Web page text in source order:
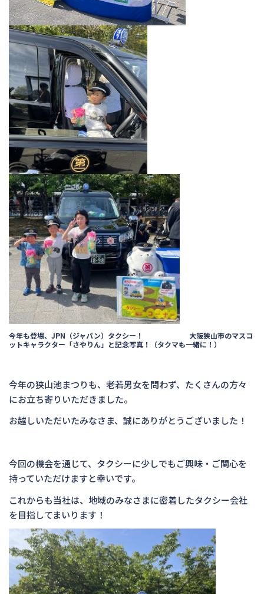
今年も登場、JPN（ジャパン）タクシー！ 大阪狭山市のマスコ
ットキャラクター「さやりん」と記念写真！（タクマも一緒に！）
今年の狭山池まつりも、老若男女を問わず、たくさんの方々
にお立ち寄りいただきました。
お越しいただいたみなさま、誠にありがとうございました！
今回の機会を通じて、タクシーに少しでもご興味・ご関心を
持っていただけますと幸いです。
これからも当社は、地域のみなさまに密着したタクシー会社
を目指してまいります！